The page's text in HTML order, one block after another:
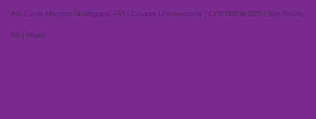
AV. Lúcio Martins Rodrigues, 443 | Ciudad Universitaria | CEP 05508-020 | São Paulo,
SP | Brasil